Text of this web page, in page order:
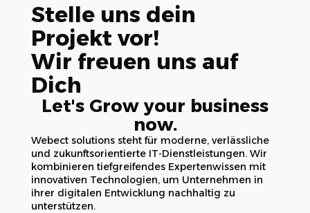
Stelle uns dein
Projekt vor!
Wir freuen uns auf
Dich
Let's Grow your business
now.
Webect solutions steht für moderne, verlässliche
und zukunftsorientierte IT-Dienstleistungen. Wir
kombinieren tiefgreifendes Expertenwissen mit
innovativen Technologien, um Unternehmen in
ihrer digitalen Entwicklung nachhaltig zu
unterstützen.